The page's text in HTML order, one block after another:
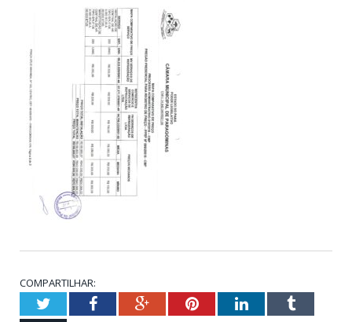
COMPARTILHAR:
TwitterFacebookGoogle+PinterestLinkedInTumblr